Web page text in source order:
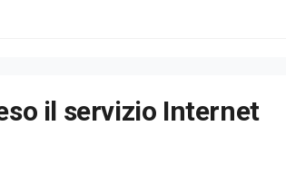
il servizio Internet